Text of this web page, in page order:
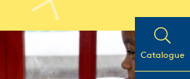
Catalogue